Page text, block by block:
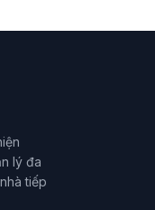
lý đa
tiếp